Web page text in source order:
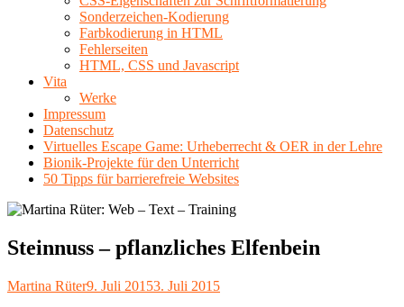
Sonderzeichen-Kodierung
Farbkodierung in HTML
Fehlerseiten
HTML, CSS und Javascript
Vita
Werke
Impressum
Datenschutz
Virtuelles Escape Game: Urheberrecht & OER in der Lehre
Bionik-Projekte für den Unterricht
50 Tipps für barrierefreie Websites
Steinnuss – pflanzliches Elfenbein
Autor
Martina RüterVeröffentlicht
9. Juli 20153. Juli 2015